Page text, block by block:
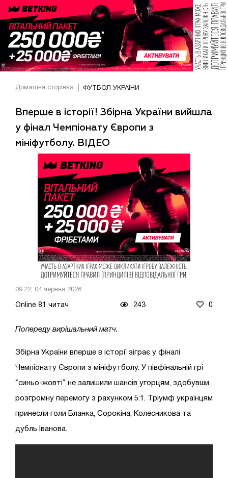
Домашня сторінка ФУТБОЛ УКРАЇНИ
Вперше в історії! Збірна України вийшла
у фінал Чемпіонату Європи з
мініфутболу. ВІДЕО
09:22, 04 червня 2026
Online 81 читач 243 0
Попереду вирішальний матч.
Збірна України вперше в історії зіграє у фіналі
Чемпіонату Європи з мініфутболу. У півфінальній грі
“синьо-жовті” не залишили шансів угорцям, здобувши
розгромну перемогу з рахунком 5:1. Тріумф українцям
принесли голи Бланка, Сорокіна, Колесникова та
дубль Іванова.